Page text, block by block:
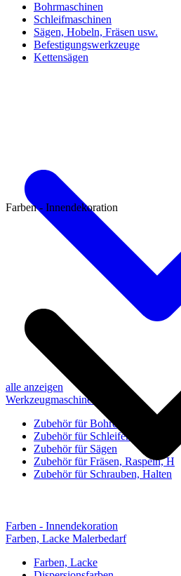
Bohrmaschinen
Schleifmaschinen
Sägen, Hobeln, Fräsen usw.
Befestigungswerkzeuge
Kettensägen
alle anzeigen
Werkzeugmaschinen-Zubehör
Zubehör für Bohren, Bohrhilfen
Zubehör für Schleifen, Poliere
Zubehör für Sägen
Zubehör für Fräsen, Raspeln, H
Zubehör für Schrauben, Halten
Farben - Innendekoration
Farben - Innendekoration
Farben, Lacke Malerbedarf
Farben, Lacke